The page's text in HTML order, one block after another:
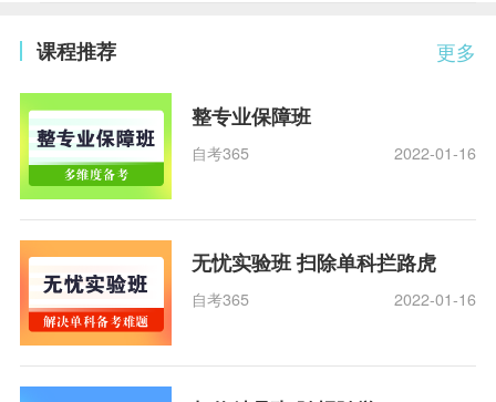
更多
课程推荐
整专业保障班
自考365 2022-01-16
无忧实验班 扫除单科拦路虎
自考365 2022-01-16